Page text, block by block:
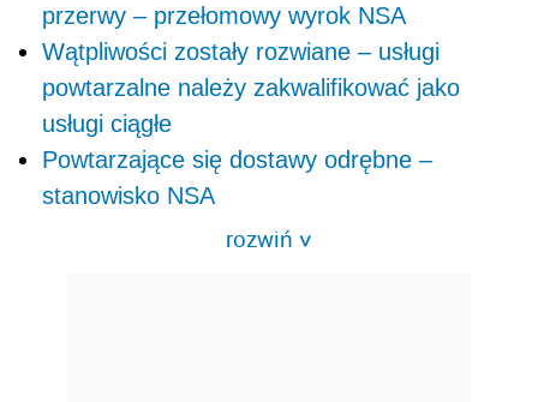
przerwy – przełomowy wyrok NSA
Wątpliwości zostały rozwiane – usługi
powtarzalne należy zakwalifikować jako
usługi ciągłe
Powtarzające się dostawy odrębne –
stanowisko NSA
rozwiń>